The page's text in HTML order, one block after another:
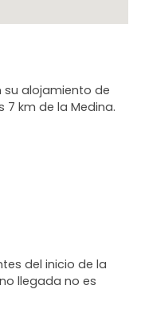
su alojamiento de
7 km de la Medina.
del inicio de la
llegada no es